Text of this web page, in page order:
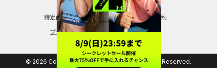
特定商取引法に基づく通販の表記 会員規約
プライバシーポリシー
© 2026 Copyright DOME Corporation. All Rights Reserved.